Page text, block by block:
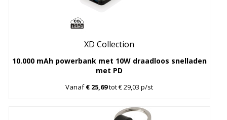
XD Collection
10.000 mAh powerbank met 10W draadloos snelladen
met PD
Vanaf€ 25,69tot € 29,03 p/st